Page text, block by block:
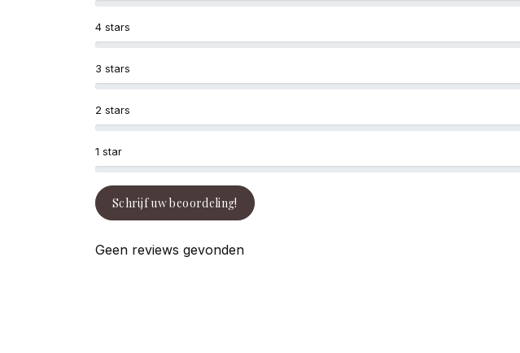
1 star
2 stars
3 stars
4 stars
Schrijf uw beoordeling!
Geen reviews gevonden